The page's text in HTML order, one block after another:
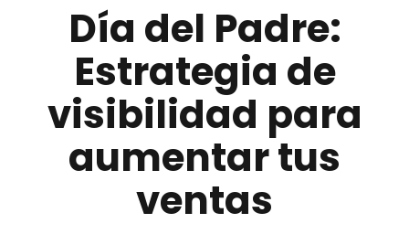
Día del Padre:
Estrategia de
visibilidad para
aumentar tus
ventas